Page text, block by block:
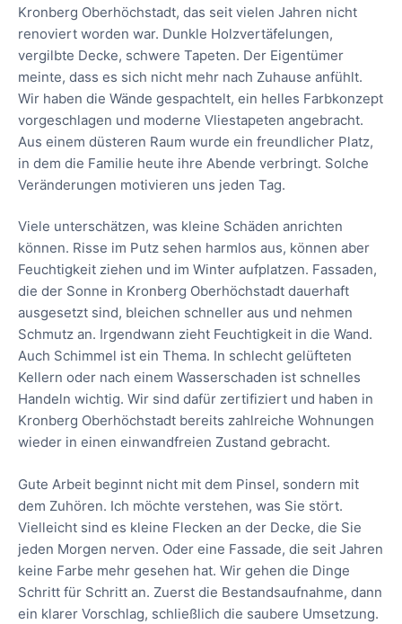
Kronberg Oberhöchstadt, das seit vielen Jahren nicht
renoviert worden war. Dunkle Holzvertäfelungen,
vergilbte Decke, schwere Tapeten. Der Eigentümer
meinte, dass es sich nicht mehr nach Zuhause anfühlt.
Wir haben die Wände gespachtelt, ein helles Farbkonzept
vorgeschlagen und moderne Vliestapeten angebracht.
Aus einem düsteren Raum wurde ein freundlicher Platz,
in dem die Familie heute ihre Abende verbringt. Solche
Veränderungen motivieren uns jeden Tag.
Viele unterschätzen, was kleine Schäden anrichten
können. Risse im Putz sehen harmlos aus, können aber
Feuchtigkeit ziehen und im Winter aufplatzen. Fassaden,
die der Sonne in Kronberg Oberhöchstadt dauerhaft
ausgesetzt sind, bleichen schneller aus und nehmen
Schmutz an. Irgendwann zieht Feuchtigkeit in die Wand.
Auch Schimmel ist ein Thema. In schlecht gelüfteten
Kellern oder nach einem Wasserschaden ist schnelles
Handeln wichtig. Wir sind dafür zertifiziert und haben in
Kronberg Oberhöchstadt bereits zahlreiche Wohnungen
wieder in einen einwandfreien Zustand gebracht.
Gute Arbeit beginnt nicht mit dem Pinsel, sondern mit
dem Zuhören. Ich möchte verstehen, was Sie stört.
Vielleicht sind es kleine Flecken an der Decke, die Sie
jeden Morgen nerven. Oder eine Fassade, die seit Jahren
keine Farbe mehr gesehen hat. Wir gehen die Dinge
Schritt für Schritt an. Zuerst die Bestandsaufnahme, dann
ein klarer Vorschlag, schließlich die saubere Umsetzung.